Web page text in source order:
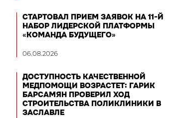
СТАРТОВАЛ ПРИЕМ ЗАЯВОК НА 11-Й
НАБОР ЛИДЕРСКОЙ ПЛАТФОРМЫ
«КОМАНДА БУДУЩЕГО»
06.08.2026
ДОСТУПНОСТЬ КАЧЕСТВЕННОЙ
МЕДПОМОЩИ ВОЗРАСТЕТ: ГАРИК
БАРСАМЯН ПРОВЕРИЛ ХОД
СТРОИТЕЛЬСТВА ПОЛИКЛИНИКИ В
ЗАСЛАВЛЕ